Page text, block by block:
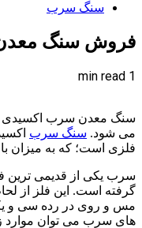
سنگ سرب
فروش سنگ
1 min read
سنگ معدن سرب اکسیدی
می شود. سنگ سرب
فلزی است؛ که به میزان
سرب یکی از قدیمی ترین
گرفته است. این فلز از
مس و روی در رده سی و
های سرب می توان موارد